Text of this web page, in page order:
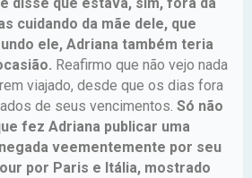
cuidando da mãe dele, que
ele, Adriana também teria
Reafirmo que não vejo nada
viajado, desde que os dias fora
de seus vencimentos. Só não
fez Adriana publicar uma
veementemente por seu
por Paris e Itália, mostrado